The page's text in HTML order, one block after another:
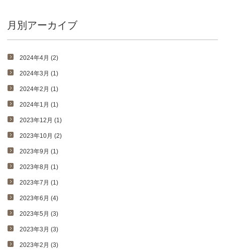
月別アーカイブ
2024年4月 (2)
2024年3月 (1)
2024年2月 (1)
2024年1月 (1)
2023年12月 (1)
2023年10月 (2)
2023年9月 (1)
2023年8月 (1)
2023年7月 (1)
2023年6月 (4)
2023年5月 (3)
2023年3月 (3)
2023年2月 (3)